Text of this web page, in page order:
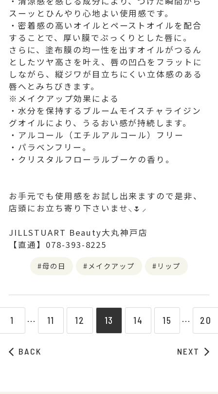
スーッとひんやり心地よい使用感です。
・密着感の高いオイルとペーストオイルを配合
することで、厚い膜でぷっくりとした唇に。
さらに、塗布膜の均一性を出すオイルがつるん
としたツヤ高さを叶え、唇の凹凸をフラットに
しながら、縦ジワが目立ちにくい立体感のある
唇へとみちびきます。
※メイクアップ効果による
・水分を保持するブルームモイスチャライジン
グオイルにより、うるおい感が持続します。
・アルコール（エチルアルコール）フリー
・パラベンフリー。
・クリスタルフローラルブーケの香り。
お手元でも使用感をお試し出来ますので是非、
店頭にお立ち寄り下さいませ⸜🌷︎⸝‍
JILLSTUART Beauty大丸神戸店
【直通】078-393-8225
母の日 メイクアップ リップ
BACK
1 ⋯ 11 12 13 14 15 ⋯ 20
NEXT